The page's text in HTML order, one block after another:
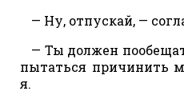
— Ну, отпускай, —
— Ты должен
пытаться причинить
я.